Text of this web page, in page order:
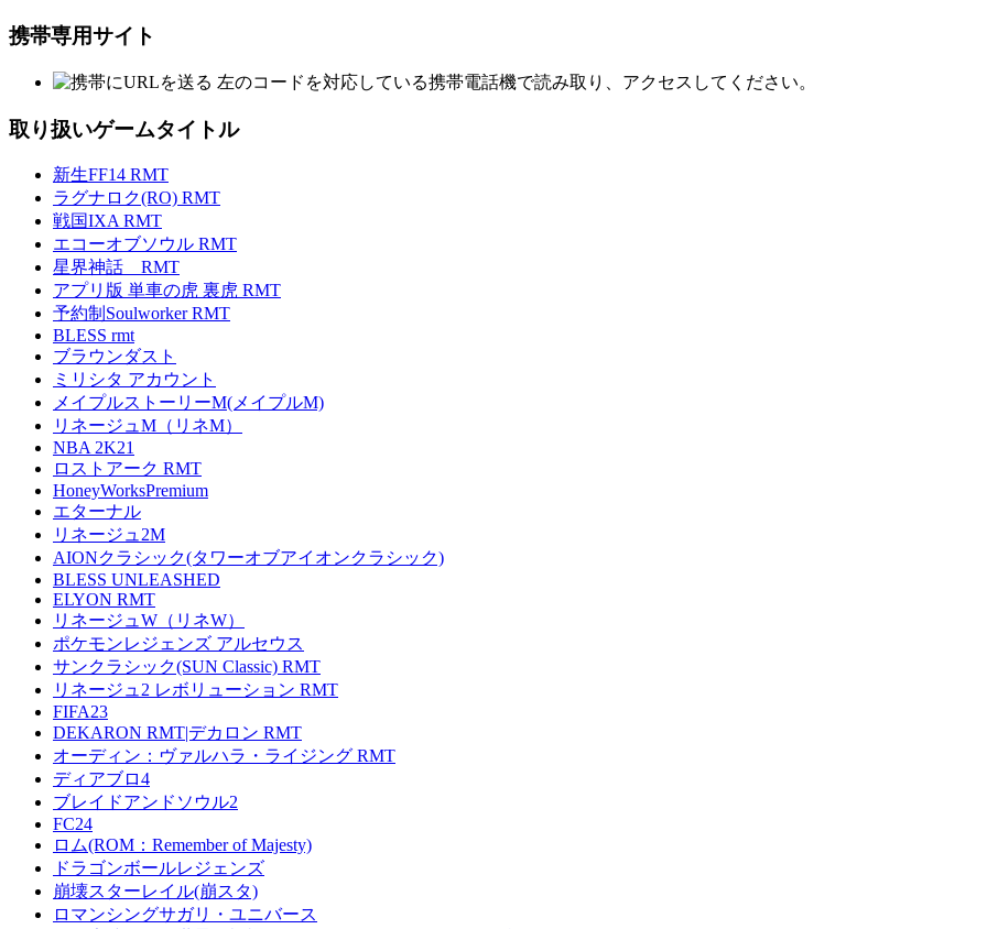
携帯専用サイト
左のコードを対応している携帯電話機で読み取り、アクセスしてください。
取り扱いゲームタイトル
新生FF14 RMT
ラグナロク(RO) RMT
戦国IXA RMT
エコーオブソウル RMT
星界神話 RMT
アプリ版 単車の虎 裏虎 RMT
予約制Soulworker RMT
BLESS rmt
ブラウンダスト
ミリシタ アカウント
メイプルストーリーM(メイプルM)
リネージュM（リネM）
NBA 2K21
ロストアーク RMT
HoneyWorksPremium
エターナル
リネージュ2M
AIONクラシック(タワーオブアイオンクラシック)
BLESS UNLEASHED
ELYON RMT
リネージュW（リネW）
ポケモンレジェンズ アルセウス
サンクラシック(SUN Classic) RMT
リネージュ2 レボリューション RMT
FIFA23
DEKARON RMT|デカロン RMT
オーディン：ヴァルハラ・ライジング RMT
ディアブロ4
ブレイドアンドソウル2
FC24
ロム(ROM：Remember of Majesty)
ドラゴンボールレジェンズ
崩壊スターレイル(崩スタ)
ロマンシングサガリ・ユニバース